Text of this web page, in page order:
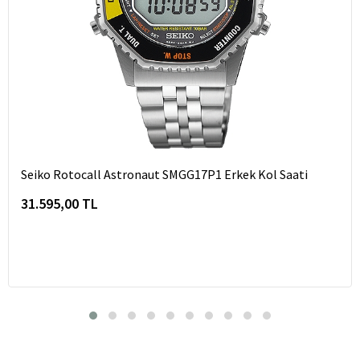
Seiko Rotocall Astronaut SMGG17P1 Erkek Kol Saati
31.595,00 TL